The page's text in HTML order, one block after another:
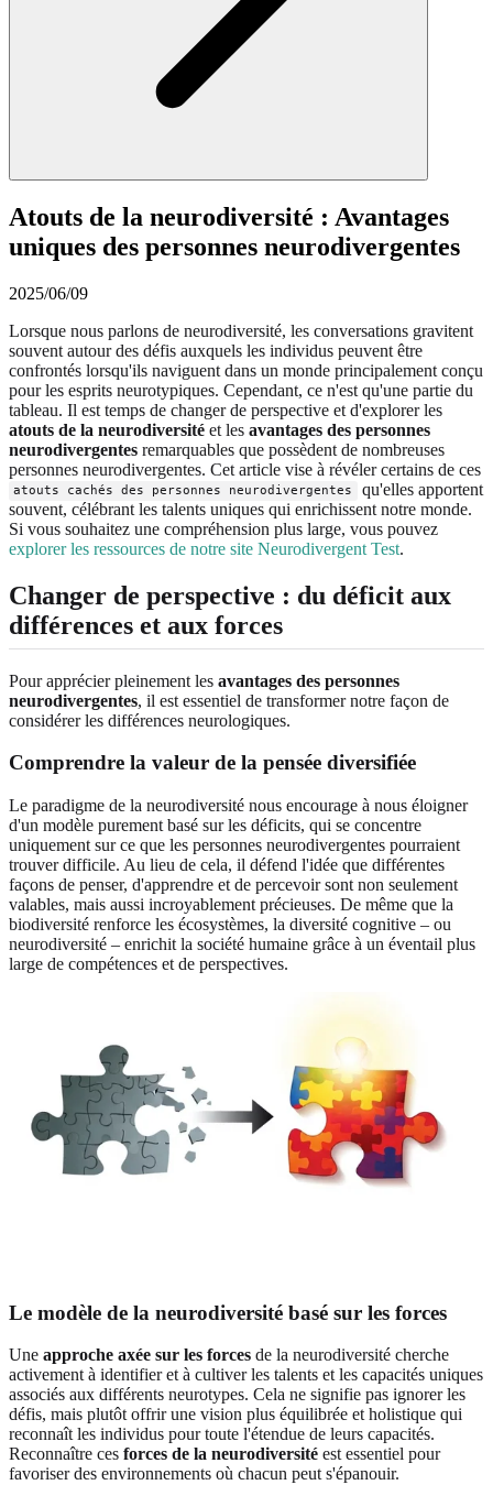
Atouts de la neurodiversité : Avantages
uniques des personnes neurodivergentes
2025/06/09
Lorsque nous parlons de neurodiversité, les conversations gravitent
souvent autour des défis auxquels les individus peuvent être
confrontés lorsqu'ils naviguent dans un monde principalement conçu
pour les esprits neurotypiques. Cependant, ce n'est qu'une partie du
tableau. Il est temps de changer de perspective et d'explorer les
atouts de la neurodiversité et les avantages des personnes
neurodivergentes remarquables que possèdent de nombreuses
personnes neurodivergentes. Cet article vise à révéler certains de ces
atouts cachés des personnes neurodivergentes
qu'elles apportent
souvent, célébrant les talents uniques qui enrichissent notre monde.
Si vous souhaitez une compréhension plus large, vous pouvez
explorer les ressources de notre site Neurodivergent Test.
Changer de perspective : du déficit aux
différences et aux forces
Pour apprécier pleinement les avantages des personnes
neurodivergentes, il est essentiel de transformer notre façon de
considérer les différences neurologiques.
Comprendre la valeur de la pensée diversifiée
Le paradigme de la neurodiversité nous encourage à nous éloigner
d'un modèle purement basé sur les déficits, qui se concentre
uniquement sur ce que les personnes neurodivergentes pourraient
trouver difficile. Au lieu de cela, il défend l'idée que différentes
façons de penser, d'apprendre et de percevoir sont non seulement
valables, mais aussi incroyablement précieuses. De même que la
biodiversité renforce les écosystèmes, la diversité cognitive – ou
neurodiversité – enrichit la société humaine grâce à un éventail plus
large de compétences et de perspectives.
Le modèle de la neurodiversité basé sur les forces
Une approche axée sur les forces de la neurodiversité cherche
activement à identifier et à cultiver les talents et les capacités uniques
associés aux différents neurotypes. Cela ne signifie pas ignorer les
défis, mais plutôt offrir une vision plus équilibrée et holistique qui
reconnaît les individus pour toute l'étendue de leurs capacités.
Reconnaître ces forces de la neurodiversité est essentiel pour
favoriser des environnements où chacun peut s'épanouir.